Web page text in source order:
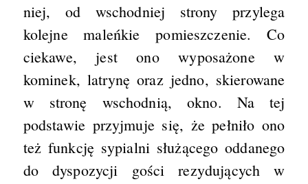
niej, od wschodniej strony przylega
kolejne maleńkie pomieszczenie. Co
ciekawe, jest ono wyposażone w
kominek, latrynę oraz jedno, skierowane
w stronę wschodnią, okno. Na tej
podstawie przyjmuje się, że pełniło ono
też funkcję sypialni służącego oddanego
do dyspozycji gości rezydujących w